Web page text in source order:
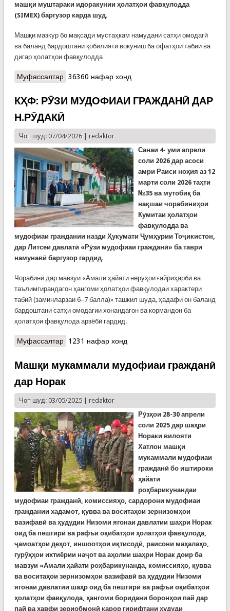
машқи муштараки идоракунии ҳолатҳои фавқулодда
(SIMEX) баргузор карда шуд.
Машқи мазкур бо мақсади мустаҳкам намудани сатҳи омодагӣ
ва баланд бардоштани қобилияти вокуниш ба офатҳои табиӣ ва
дигар ҳолатҳои фавқулодда
Муфассалтаро КҲФ: Ҳамкориҳо бозҳам тақвият ёфтаанд
36360 нафар хонд
КҲФ: РӮЗИ МУДОФИАИ ГРАЖДАНӢ ДАР
Н.РӮДАКӢ
Чоп шуд: 07/04/2026 | redaktor
Санаи 4- уми апрели
соли 2026 дар асоси
амри Раиси ноҳия аз 12
марти соли 2026 таҳти
№35 ва мутобиқ ба
нақшаи чорабиниҳои
Кумитаи ҳолатҳои
фавқулодда ва
мудофиаи граждании назди Ҳукумати Ҷумҳурии Тоҷикистон,
дар Литсеи давлатӣ «Рӯзи мудофиаи гражданӣ» ба таври
намунавӣ баргузор гардид.
Чорабинӣ дар мавзуи «Амали ҳайати неруҳои ғайриҳарбӣ ва
таълимгирандагон ҳангоми ҳолатҳои фавқулодаи характери
табиӣ (заминларзаи 6–7 балла)» ташкил шуда, ҳадафи он баланд
бардоштани сатҳи омодагии хонандагон ва кормандон ба
ҳолатҳои фавқулода арзёбӣ гардид.
Муфассалтаро КҲФ: РӮЗИ МУДОФИАИ ГРАЖДАНӢ ДАР
1231 нафар хонд
Машқи мукаммали мудофиаи гражданӣ
дар Норак
Чоп шуд: 03/05/2025 | redaktor
Рӯзҳои 28-30 апрели
соли 2025 дар шаҳри
Нораки вилояти
Хатлон машқи
мукаммали мудофиаи
гражданӣ бо иштироки
ҳайати
роҳбарикунандаи
мудофиаи гражданӣ, комиссияҳо, сардорони мудофиаи
граждании хадамот, қувва ва воситаҳои зернизомҳои
вазифавӣ ва ҳудудии Низоми ягонаи давлатии шаҳри Норак
оид ба пешгирӣ ва рафъи оқибатҳои ҳолатҳои фавқулода,
ҷамоатҳои деҳот, иншоотҳои иқтисодӣ, раисони маҳалаҳо,
гурӯҳҳои ихтиёрии наҷот ва аҳолии шаҳри Норак доир ба
мавзуи «Амали ҳайати роҳбарикунанда, комиссияҳо, қувва
ва воситаҳои зернизомҳои вазифавӣ ва ҳудудии Низоми
ягонаи давлатии шаҳр оид ба пешгирӣ ва рафъи оқибатҳои
ҳолатҳои фавқулода, ҳангоми боридани боронҳои пай дар
пай ва хавфи зериобмонӣ қарор гирифтани ҳудуди